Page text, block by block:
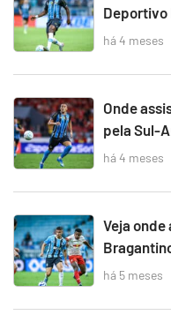
Deportivo
há 4 meses
Onde
pela Sul-
há 4 meses
Veja onde
há 5 meses